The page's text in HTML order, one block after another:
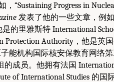
“Sustaining Progress in
发表了他的一些文章，例
是的里雅斯特 International
Protection Authority，他是英
能机构国际核安保教育网络
成员。他拥有法国
of International Studies 的国